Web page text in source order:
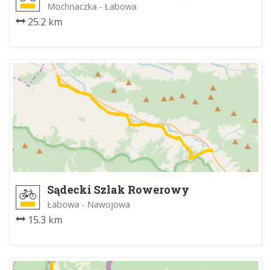
Mochnaczka - Łabowa
25.2 km
Sądecki Szlak Rowerowy
Łabowa - Nawojowa
15.3 km